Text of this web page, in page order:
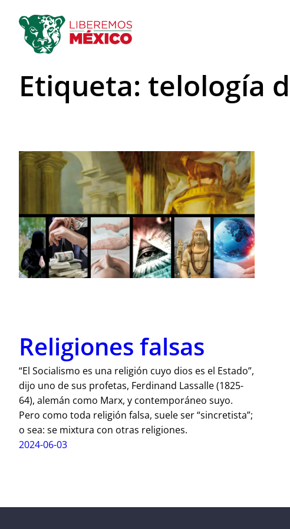
contenido
Etiqueta: telología
Religiones falsas
“El Socialismo es una religión cuyo dios es el Estado”,
dijo uno de sus profetas, Ferdinand Lassalle (1825-
64), alemán como Marx, y contemporáneo suyo.
Pero como toda religión falsa, suele ser “sincretista”;
o sea: se mixtura con otras religiones.
2024-06-03